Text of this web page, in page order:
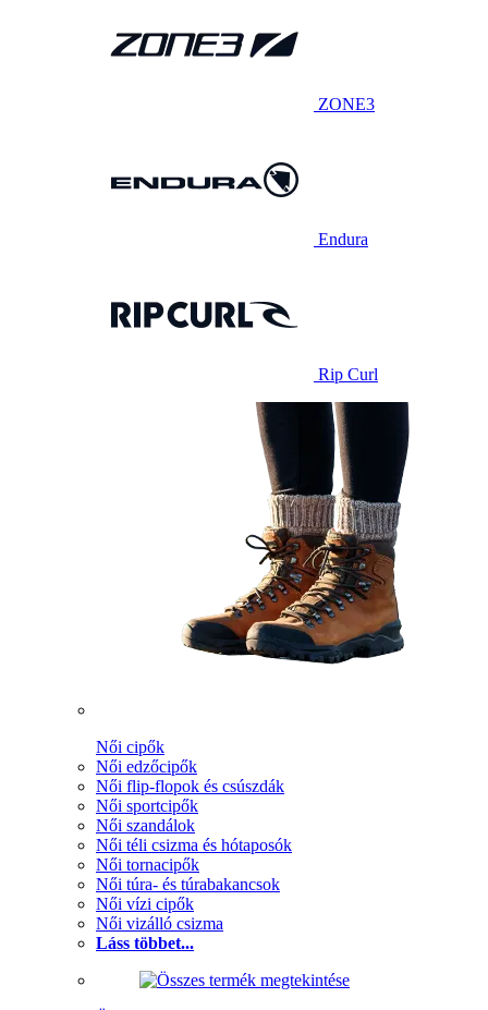
ZONE3
Endura
Rip Curl
Női cipők
Női edzőcipők
Női flip-flopok és csúszdák
Női sportcipők
Női szandálok
Női téli csizma és hótaposók
Női tornacipők
Női túra- és túrabakancsok
Női vízi cipők
Női vizálló csizma
Láss többet...